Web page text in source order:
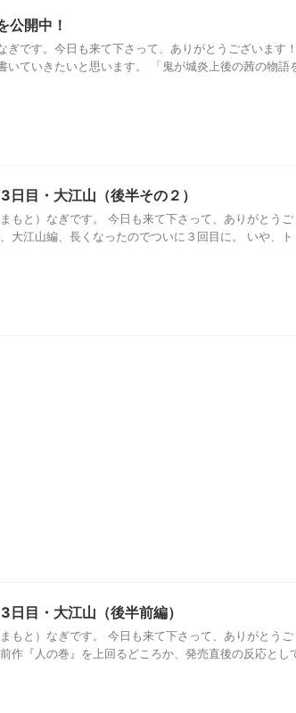
公開中！
ぎです。今日も来て下さって、ありがとうございます
いていきたいと思います。 「鬼が城炎上後の茜の物語
目・大江山（後半その２）
もと）なぎです。 今日も来て下さって、ありがとうご
大江山編、長くなったのでついに３回目に。 いや、ト
目・大江山（後半前編）
もと）なぎです。 今日も来て下さって、ありがとうご
作『人の巻』を上回るどころか、発売直後の反応とし